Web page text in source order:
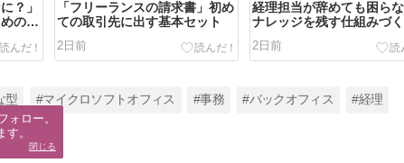
？」
の判
「フリーランスの請求書」初め
ての取引先に出す基本セット
2日前
経理担当が辞めても困らな
ナレッジを残す仕組みづく
2日前
型 #マイクロソフトオフィス #事務 #バックオフィス #経理
ォロー。
。
閉じる